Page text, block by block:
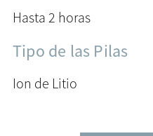
Hasta 2 horas
Tipo de las Pilas
Ion de Litio